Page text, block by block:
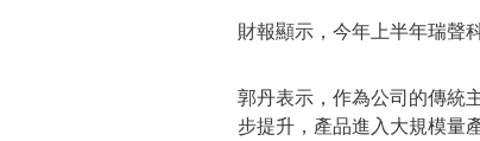
財報顯示，今年上半年瑞聲
郭丹表示，作為公司的傳統
步提升，產品進入大規模量